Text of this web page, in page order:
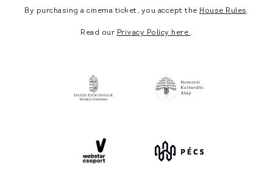
By purchasing a cinema ticket, you accept the House Rules .
Read our Privacy Policy here. .